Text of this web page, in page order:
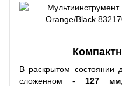
В раскрытом состоянии
сложенном - 127 мм